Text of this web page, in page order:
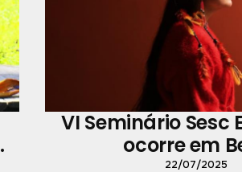
VI Seminário Sesc
ocorre em
22/07/2025